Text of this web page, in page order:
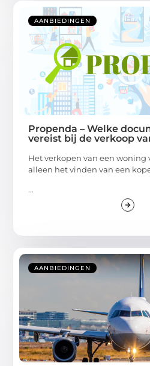
AANBIEDINGEN
Propenda – Welke
vereist bij de verkoop
Het verkopen van een woning
alleen het vinden van een
...
AANBIEDINGEN